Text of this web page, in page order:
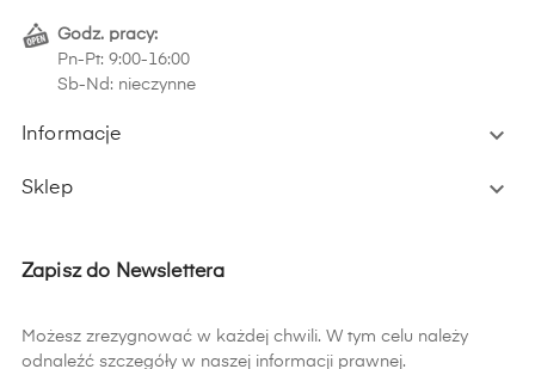
Godz. pracy:
Pn-Pt: 9:00-16:00
Sb-Nd: nieczynne
Informacje 
Sklep 
Zapisz do Newslettera
Możesz zrezygnować w każdej chwili. W tym celu należy
odnaleźć szczegóły w naszej informacji prawnej.